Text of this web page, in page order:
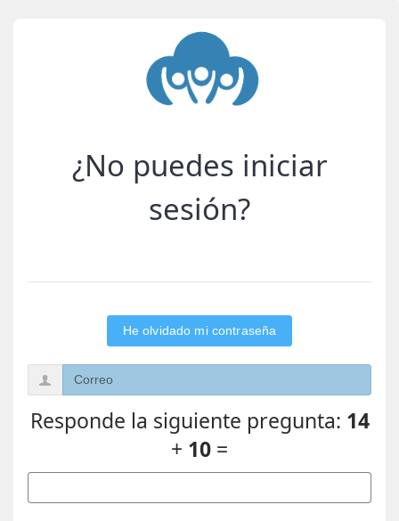
¿No puedes iniciar
sesión?
He olvidado mi contraseña
Responde la siguiente pregunta: 14
+ 10 =